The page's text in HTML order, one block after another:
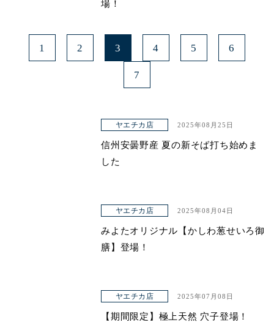
場！
1 2 3 4 5 6
7
ヤエチカ店 2025年08月25日
信州安曇野産 夏の新そば打ち始めま
した
ヤエチカ店 2025年08月04日
みよたオリジナル【かしわ葱せいろ御
膳】登場！
ヤエチカ店 2025年07月08日
【期間限定】極上天然 穴子登場！